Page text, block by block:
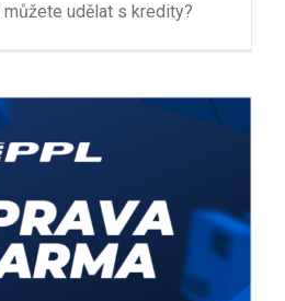
můžete udělat s kredity?